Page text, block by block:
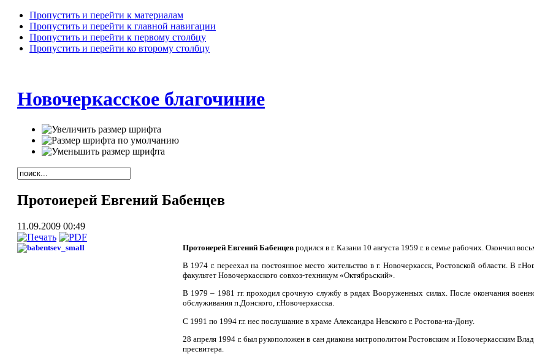
Пропустить и перейти к материалам
Пропустить и перейти к главной навигации
Пропустить и перейти к первому столбцу
Пропустить и перейти ко второму столбцу
Новочеркасское благочиние
Протоиерей Евгений Бабенцев
11.09.2009 00:49
Протоиерей Евгений Бабенцев родился в г. Казани 10 августа 1959 г. в семье рабочих. Окончил
В 1974 г. переехал на постоянное место жительство в г. Новочеркасск, Ростовской области. В
факультет Новочеркасского совхоз-техникум «Октябрьский».
В 1979 – 1981 гг. проходил срочную службу в рядах Вооруженных силах. После окончания
обслуживания п.Донского, г.Новочеркасска.
С 1991 по 1994 г.г. нес послушание в храме Александра Невского г. Ростова-на-Дону.
28 апреля 1994 г. был рукоположен в сан диакона митрополитом Ростовским и Новочеркасским
пресвитера.